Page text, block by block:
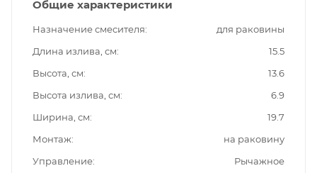
Общие характеристики
Назначение смесителя
для раковины
Длина излива, см
15.5
Высота, см
13.6
Высота излива, см
6.9
Ширина, см
19.7
Монтаж
на раковину
Управление
Рычажное